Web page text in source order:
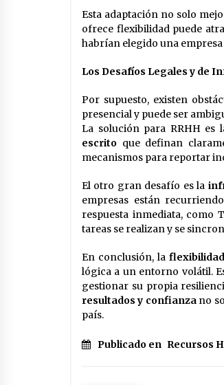
Esta adaptación no solo
ofrece flexibilidad puede
habrían elegido una
Los Desafíos Legales y de
Por supuesto, existen
presencial y puede ser
La solución para RRHH es
escrito que definan
mecanismos para reportar
El otro gran desafío es la
empresas están
respuesta inmediata, como
tareas se realizan y se
En conclusión, la
lógica a un entorno volátil.
gestionar su propia
resultados y confianzano
país.
Publicado en Recursos